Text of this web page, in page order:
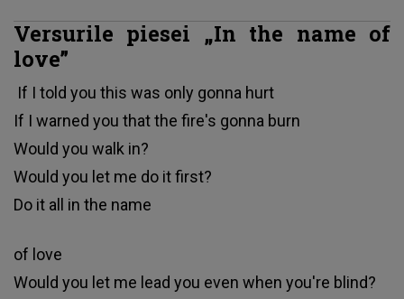
Versurile piesei „In the name of
love”
If I told you this was only gonna hurt
If I warned you that the fire's gonna burn
Would you walk in?
Would you let me do it first?
Do it all in the name
of love
Would you let me lead you even when you're blind?